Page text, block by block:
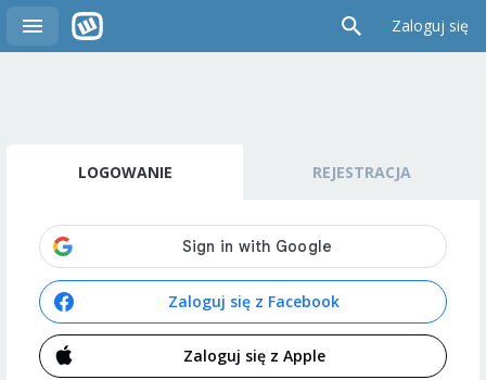
Zaloguj się
LOGOWANIE REJESTRACJA
Zaloguj się z Facebook
Zaloguj się z Apple